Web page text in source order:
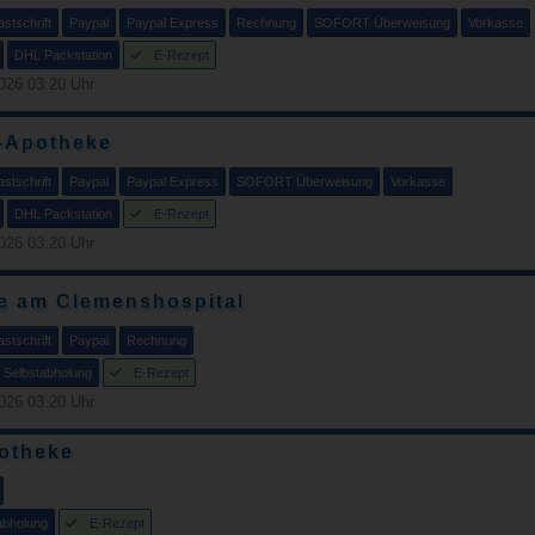
Paypal Paypal Express Rechnung SOFORT Überweisung Vorkasse
DHL Packstation E-Rezept
03:20 Uhr
Paypal Paypal Express SOFORT Überweisung Vorkasse
DHL Packstation E-Rezept
03:20 Uhr
am Clemenshospital
Paypal Rechnung
Selbstabholung E-Rezept
03:20 Uhr
E-Rezept